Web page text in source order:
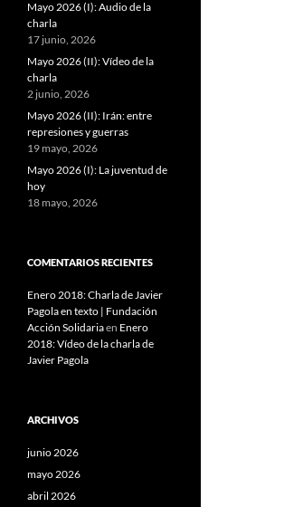
Mayo 2026 (I): Audio de la
charla
17 junio, 2026
Mayo 2026 (II): Vídeo de la
charla
2 junio, 2026
Mayo 2026 (II): Irán: entre
represiones y guerras
19 mayo, 2026
Mayo 2026 (I): La juventud de
hoy
18 mayo, 2026
COMENTARIOS RECIENTES
Enero 2018: Charla de Javier
Pagola en texto | Fundación
Acción Solidariaen Enero
2018: Vídeo de la charla de
Javier Pagola
ARCHIVOS
junio 2026
mayo 2026
abril 2026